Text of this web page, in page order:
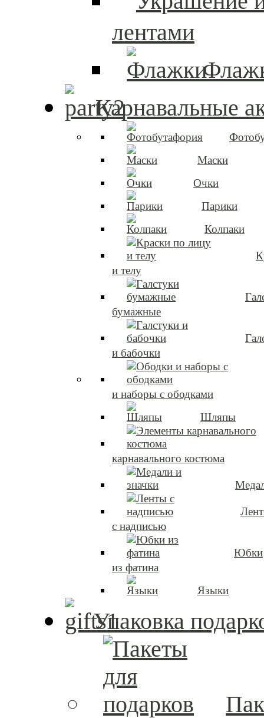
лентами
Карнавальные
Маски
Очки
Парики
Колпаки
и телу
бумажные
и бабочки
и наборы с ободками
Шляпы
карнавального костюма
с надписью
Юбки
из фатина
Языки
Упаковка